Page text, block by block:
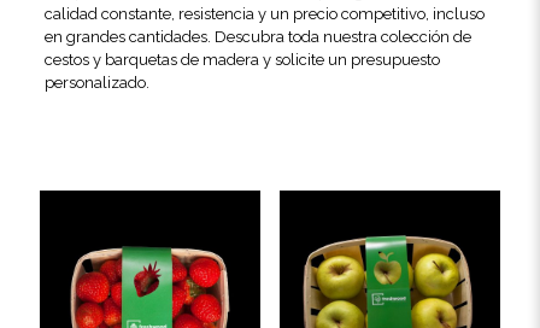
calidad constante, resistencia y un precio competitivo, incluso
en grandes cantidades. Descubra toda nuestra colección de
cestos y barquetas de madera y solicite un presupuesto
personalizado.